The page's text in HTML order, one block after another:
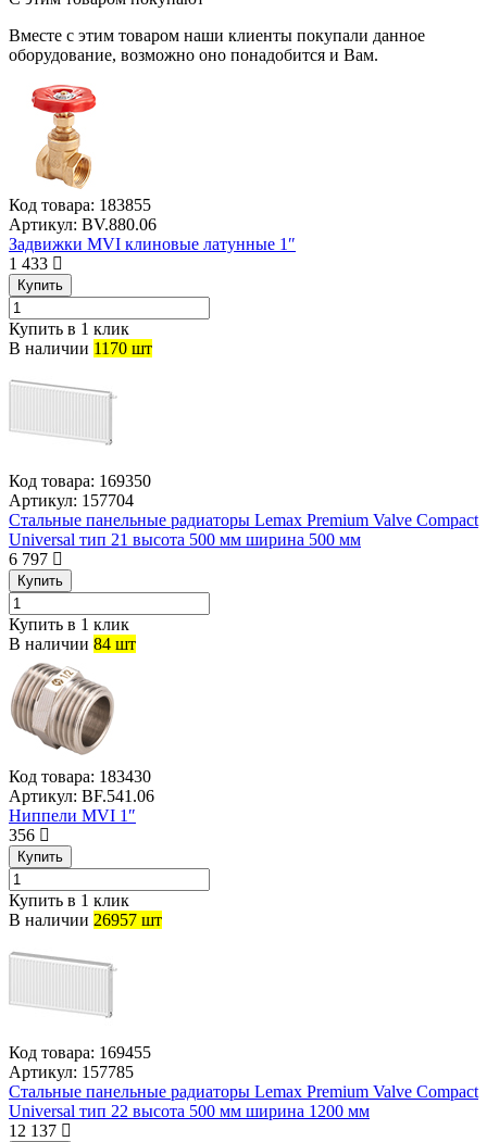
Вместе с этим товаром наши клиенты покупали данное
оборудование, возможно оно понадобится и Вам.
Код товара: 183855
Артикул: BV.880.06
Задвижки MVI клиновые латунные 1″
1 433
Купить
Купить в 1 клик
В наличии 1170 шт
Код товара: 169350
Артикул: 157704
Стальные панельные радиаторы Lemax Premium Valve Compact
Universal тип 21 высота 500 мм ширина 500 мм
6 797
Купить
Купить в 1 клик
В наличии 84 шт
Код товара: 183430
Артикул: BF.541.06
Ниппели MVI 1″
356
Купить
Купить в 1 клик
В наличии 26957 шт
Код товара: 169455
Артикул: 157785
Стальные панельные радиаторы Lemax Premium Valve Compact
Universal тип 22 высота 500 мм ширина 1200 мм
12 137